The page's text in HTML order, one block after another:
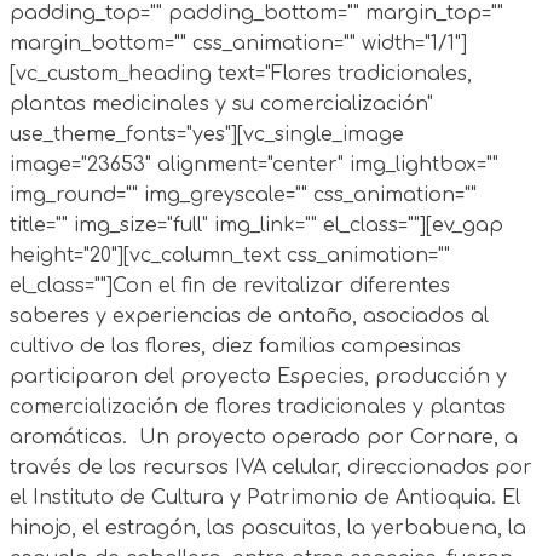
padding_top="" padding_bottom="" margin_top=""
margin_bottom="" css_animation="" width="1/1"]
[vc_custom_heading text="Flores tradicionales,
plantas medicinales y su comercialización"
use_theme_fonts="yes"][vc_single_image
image="23653" alignment="center" img_lightbox=""
img_round="" img_greyscale="" css_animation=""
title="" img_size="full" img_link="" el_class=""][ev_gap
height="20"][vc_column_text css_animation=""
el_class=""]Con el fin de revitalizar diferentes
saberes y experiencias de antaño, asociados al
cultivo de las flores, diez familias campesinas
participaron del proyecto Especies, producción y
comercialización de flores tradicionales y plantas
aromáticas. Un proyecto operado por Cornare, a
través de los recursos IVA celular, direccionados por
el Instituto de Cultura y Patrimonio de Antioquia. El
hinojo, el estragón, las pascuitas, la yerbabuena, la